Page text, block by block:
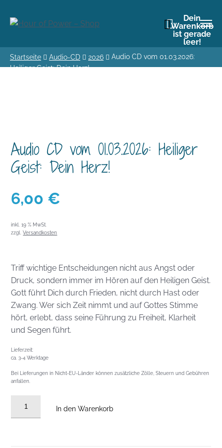
Dein
Warenkorb
ist gerade
leer!
Startseite Audio-CD 2026
Audio CD vom 01.03.2026:
Heiliger Geist: Dein Herz!
Audio CD vom 01.03.2026: Heiliger
Geist: Dein Herz!
6,00 €
inkl. 19 % MwSt.
zzgl.Versandkosten
Triff wichtige Entscheidungen nicht aus Angst oder
Druck, sondern immer im Hören auf den Heiligen Geist.
Gott führt Dich durch Frieden, nicht durch Hast oder
Zwang. Wer sich Zeit nimmt und auf Gottes Stimme
hört, erlebt, dass seine Führung zu Freiheit, Klarheit
und Segen führt.
Lieferzeit:
ca. 3-4 Werktage
Bei Lieferungen in Nicht-EU-Länder können zusätzliche Zölle, Steuern und Gebühren
anfallen.
In den Warenkorb